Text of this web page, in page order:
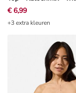
€ 6,99
+3 extra kleuren